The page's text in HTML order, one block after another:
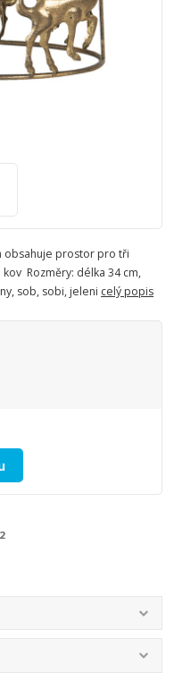
obsahuje prostor pro tři
Rozměry: délka 34 cm,
sob, sobi, jeleni celý popis